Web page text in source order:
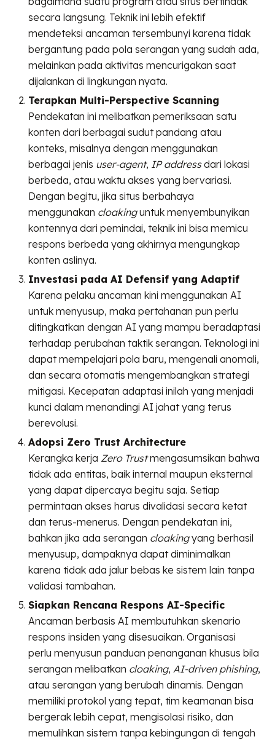
secara langsung. Teknik ini lebih efektif
mendeteksi ancaman tersembunyi karena tidak
bergantung pada pola serangan yang sudah ada,
melainkan pada aktivitas mencurigakan saat
dijalankan di lingkungan nyata.
Terapkan Multi-Perspective Scanning
Pendekatan ini melibatkan pemeriksaan satu
konten dari berbagai sudut pandang atau
konteks, misalnya dengan menggunakan
berbagai jenis user-agent, IP addressdari lokasi
berbeda, atau waktu akses yang bervariasi.
Dengan begitu, jika situs berbahaya
menggunakan cloakinguntuk menyembunyikan
kontennya dari pemindai, teknik ini bisa memicu
respons berbeda yang akhirnya mengungkap
konten aslinya.
Investasi pada AI Defensif yang Adaptif
Karena pelaku ancaman kini menggunakan AI
untuk menyusup, maka pertahanan pun perlu
ditingkatkan dengan AI yang mampu beradaptasi
terhadap perubahan taktik serangan. Teknologi ini
dapat mempelajari pola baru, mengenali anomali,
dan secara otomatis mengembangkan strategi
mitigasi. Kecepatan adaptasi inilah yang menjadi
kunci dalam menandingi AI jahat yang terus
berevolusi.
Adopsi Zero Trust Architecture
Kerangka kerja Zero Trustmengasumsikan bahwa
tidak ada entitas, baik internal maupun eksternal
yang dapat dipercaya begitu saja. Setiap
permintaan akses harus divalidasi secara ketat
dan terus-menerus. Dengan pendekatan ini,
bahkan jika ada serangan cloakingyang berhasil
menyusup, dampaknya dapat diminimalkan
karena tidak ada jalur bebas ke sistem lain tanpa
validasi tambahan.
Siapkan Rencana Respons AI-Specific
Ancaman berbasis AI membutuhkan skenario
respons insiden yang disesuaikan. Organisasi
perlu menyusun panduan penanganan khusus bila
serangan melibatkan cloaking, AI-driven phishing,
atau serangan yang berubah dinamis. Dengan
memiliki protokol yang tepat, tim keamanan bisa
bergerak lebih cepat, mengisolasi risiko, dan
memulihkan sistem tanpa kebingungan di tengah